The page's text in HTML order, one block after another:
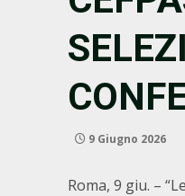
9 Giugno 2026
Roma, 9 giu. –